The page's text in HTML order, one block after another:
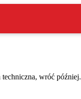
techniczna, wróć później.